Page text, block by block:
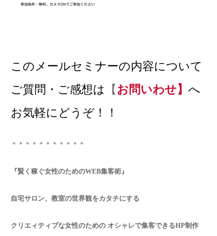
このメールセミナーの内容について
ご質問・ご感想は
【お問いわせ】 へ
お気軽にどうぞ！！
＊＊＊＊＊＊＊＊＊＊＊
『賢く稼ぐ女性のためのWEB集客術』
自宅サロン、教室の世界観をカタチにする
クリエィティブな女性のための オシャレで集客できるHP制作